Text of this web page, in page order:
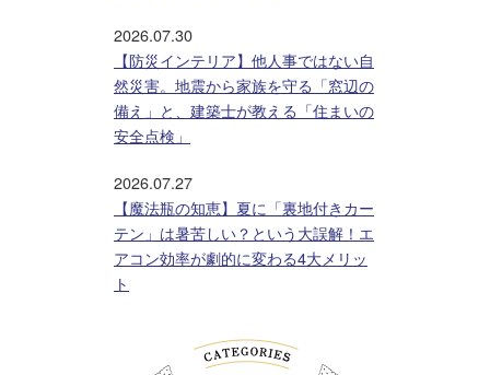
2026.07.30
【防災インテリア】他人事ではない自
然災害。地震から家族を守る「窓辺の
備え」と、建築士が教える「住まいの
安全点検」
2026.07.27
【魔法瓶の知恵】夏に「裏地付きカー
テン」は暑苦しい？という大誤解！エ
アコン効率が劇的に変わる4大メリッ
ト